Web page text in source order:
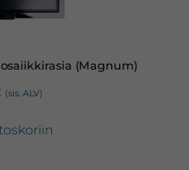
(Magnum)
(sis. ALV)